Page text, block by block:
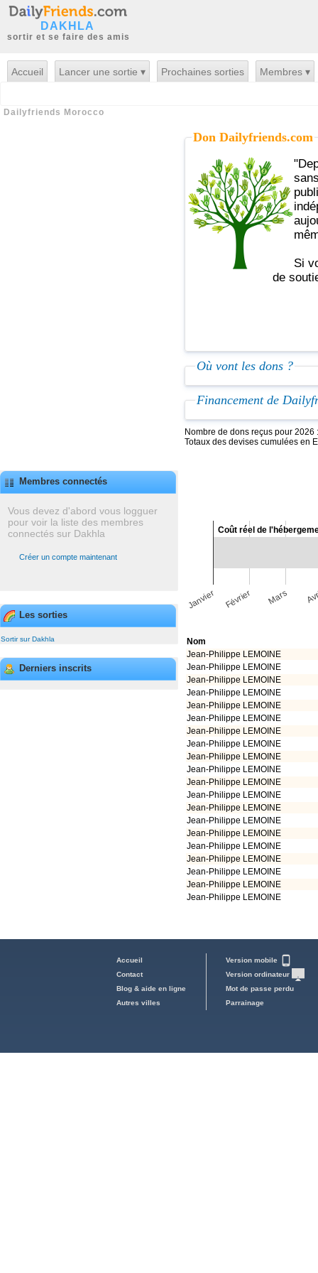
DAKHLA
sortir et se faire des amis
Accueil Lancer une sortie ▾ Prochaines sorties Membres ▾
Dailyfriends Morocco
Membres connectés
Vous devez d'abord vous logguer
pour voir la liste des membres
connectés sur Dakhla
Créer un compte maintenant
Les sorties
Sortir sur Dakhla
Derniers inscrits
Don Dailyfriends.com
"Depuis plus de 10 ans
Si
de
Où vont les dons ?
Financement de
Nombre de dons reçus pour 2026
Totaux des devises cumulées en
Coût réel de
Coût réel de
Janvier Février Mars
Nom
Jean-Philippe LEMOINE
Jean-Philippe LEMOINE
Jean-Philippe LEMOINE
Jean-Philippe LEMOINE
Jean-Philippe LEMOINE
Jean-Philippe LEMOINE
Jean-Philippe LEMOINE
Jean-Philippe LEMOINE
Jean-Philippe LEMOINE
Jean-Philippe LEMOINE
Jean-Philippe LEMOINE
Jean-Philippe LEMOINE
Jean-Philippe LEMOINE
Jean-Philippe LEMOINE
Jean-Philippe LEMOINE
Jean-Philippe LEMOINE
Jean-Philippe LEMOINE
Jean-Philippe LEMOINE
Jean-Philippe LEMOINE
Jean-Philippe LEMOINE
Accueil
Contact
Blog & aide en ligne
Autres villes
Version mobile
Version ordinateur
Mot de passe perdu
Parrainage